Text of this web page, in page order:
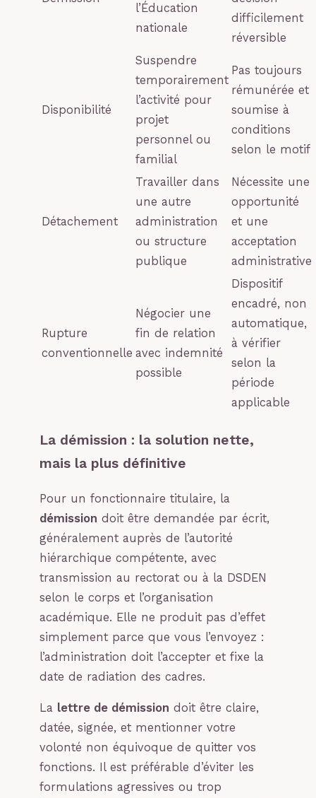
l’Éducation
nationale
difficilement
réversible
Disponibilité
Suspendre
temporairement
l’activité pour
projet
personnel ou
familial
Pas toujours
rémunérée et
soumise à
conditions
selon le motif
Détachement
Travailler dans
une autre
administration
ou structure
publique
Nécessite une
opportunité
et une
acceptation
administrative
Rupture
conventionnelle
Négocier une
fin de relation
avec indemnité
possible
Dispositif
encadré, non
automatique,
à vérifier
selon la
période
applicable
La démission : la solution nette,
mais la plus définitive
Pour un fonctionnaire titulaire, la
démission doit être demandée par écrit,
généralement auprès de l’autorité
hiérarchique compétente, avec
transmission au rectorat ou à la DSDEN
selon le corps et l’organisation
académique. Elle ne produit pas d’effet
simplement parce que vous l’envoyez :
l’administration doit l’accepter et fixe la
date de radiation des cadres.
La lettre de démission doit être claire,
datée, signée, et mentionner votre
volonté non équivoque de quitter vos
fonctions. Il est préférable d’éviter les
formulations agressives ou trop